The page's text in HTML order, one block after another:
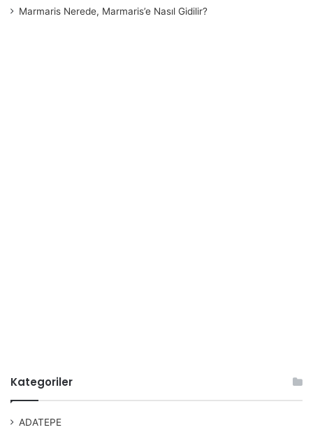
Marmaris Nerede, Marmaris’e Nasıl Gidilir?
Kategoriler
ADATEPE